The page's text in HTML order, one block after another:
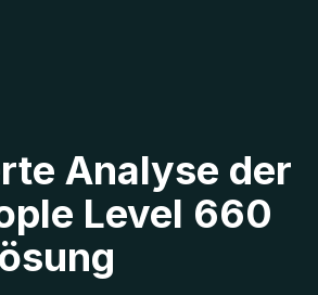
Analyse der
Level 660